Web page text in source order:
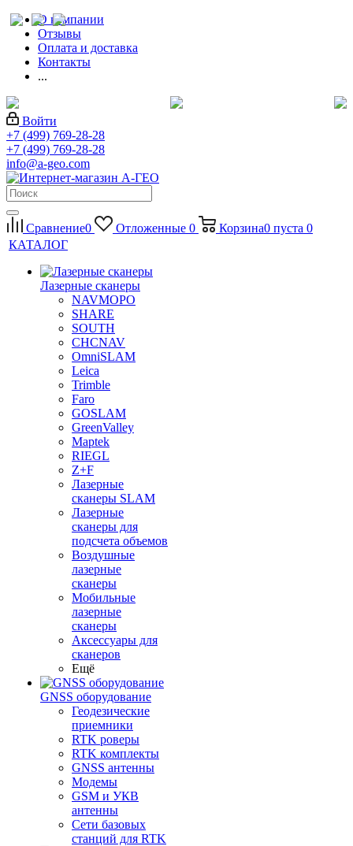
О компании
Отзывы
Оплата и доставка
Контакты
...
Войти
+7 (499) 769-28-28
+7 (499) 769-28-28
info@a-geo.com
Сравнение0 Отложенные 0 Корзина0 пуста 0
КАТАЛОГ
Лазерные сканеры
NAVMOPO
SHARE
SOUTH
CHCNAV
OmniSLAM
Leica
Trimble
Faro
GOSLAM
GreenValley
Maptek
RIEGL
Z+F
Лазерные
сканеры SLAM
Лазерные
сканеры для
подсчета объемов
Воздушные
лазерные
сканеры
Мобильные
лазерные
сканеры
Аксессуары для
сканеров
Ещё
GNSS оборудование
Геодезические
приемники
RTK роверы
RTK комплекты
GNSS антенны
Модемы
GSM и УКВ
антенны
Сети базовых
станций для RTK